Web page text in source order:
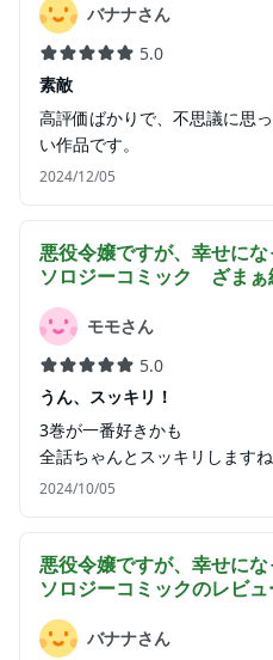
バナナさん
5.0
素敵
高評価ばかりで、不思議に思
い作品です。
2024/12/05
悪役令嬢ですが、幸せに
ソロジーコミック ざまぁ
モモさん
5.0
うん、スッキリ！
3巻が一番好きかも
全話ちゃんとスッキリしますね
2024/10/05
悪役令嬢ですが、幸せに
ソロジーコミックのレビュ
バナナさん